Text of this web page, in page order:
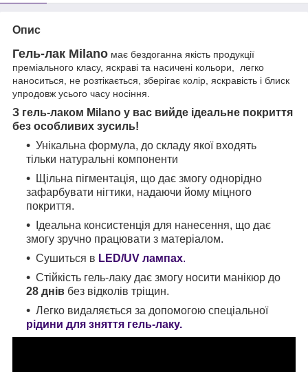
Опис
Гель-лак Milano має бездоганна якість продукції
преміального класу, яскраві та насичені кольори, легко
наноситься, не розтікається, зберігає колір, яскравість і блиск
упродовж усього часу носіння.
З гель-лаком Milano у вас вийде ідеальне покриття
без особливих зусиль!
Унікальна формула, до складу якої входять
тільки натуральні компоненти
Щільна пігментація, що дає змогу однорідно
зафарбувати нігтики, надаючи йому міцного
покриття.
Ідеальна консистенція для нанесення, що дає
змогу зручно працювати з матеріалом.
Сушиться в LED/UV лампах.
Стійкість гель-лаку дає змогу носити манікюр до
28 днів без відколів тріщин.
Легко видаляється за допомогою спеціальної
рідини для зняття гель-лаку.